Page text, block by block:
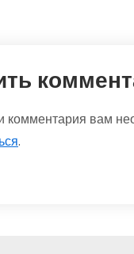
комментария вам
.